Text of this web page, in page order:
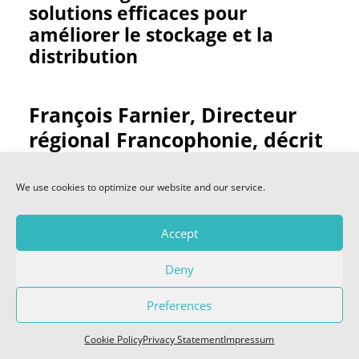
We use cookies to optimize our website and our service.
Accept
Deny
Preferences
Cookie PolicyPrivacy StatementImpressum
solutions efficaces pour
améliorer le stockage et la
distribution
François Farnier, Directeur
régional Francophonie, décrit
RackingAR Shuttle by Autosat
un élément qui permet des
chargements et
déchargements autonomes
en entrepôt. Il s’explique dans
une interview exclusive pour
SITL Daily
PREVIEW
E-MAGAZINES
SITL SOCIAL
— FACEBOOK
— TWITTER
COOKIE POLICY (EU)